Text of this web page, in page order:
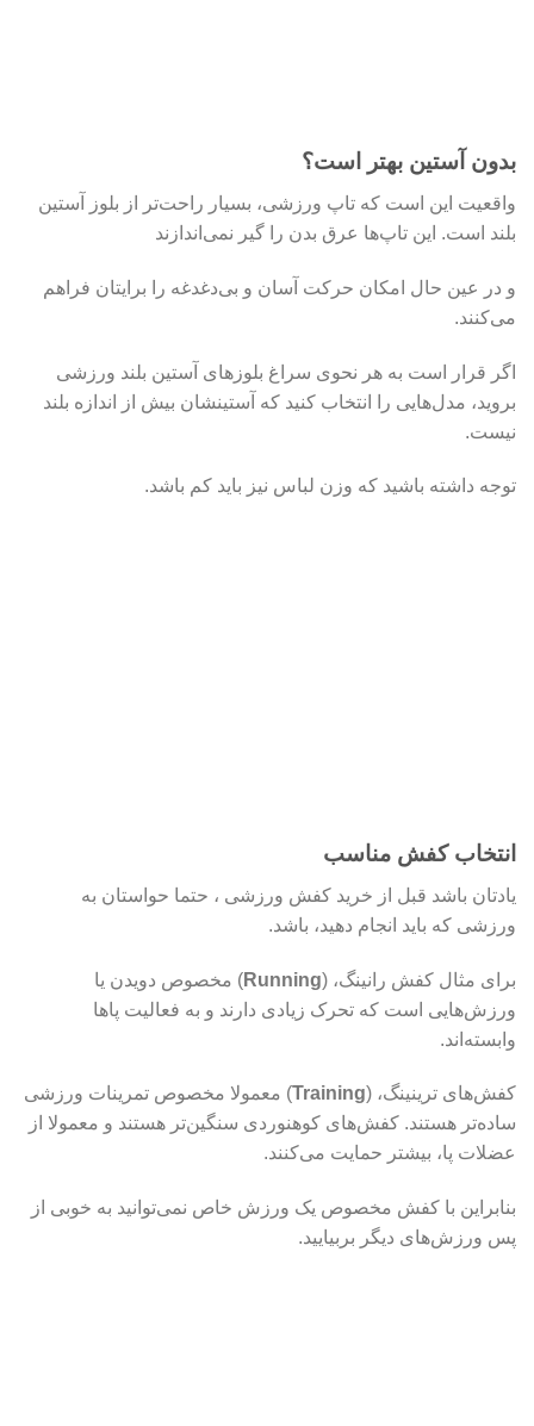
بدون آستین بهتر است؟
واقعیت این است که تاپ‌ ورزشی، بسیار راحت‌تر از بلوز آستین
بلند است. این تاپ‌ها عرق بدن را گیر نمی‌اندازند
و در عین حال امکان حرکت آسان و بی‌دغدغه را برایتان فراهم
می‌کنند.
اگر قرار است به هر نحوی سراغ بلوزهای آستین بلند ورزشی
بروید، مدل‌هایی را انتخاب کنید که آستینشان بیش از اندازه بلند
نیست.
توجه داشته باشید که وزن لباس نیز باید کم باشد.
انتخاب کفش مناسب
یادتان باشد قبل از خرید کفش ورزشی ، حتما حواستان به
ورزشی که باید انجام دهید، باشد.
برای مثال کفش رانینگ، (Running) مخصوص دویدن یا
ورزش‌هایی است که تحرک زیادی دارند و به فعالیت پاها
وابسته‌اند.
کفش‌های ترینینگ، (Training) معمولا مخصوص تمرینات ورزشی
ساده‌تر هستند. کفش‌های کوهنوردی سنگین‌تر هستند و معمولا از
عضلات پا، بیشتر حمایت می‌کنند.
بنابراین با کفش مخصوص یک ورزش خاص نمی‌توانید به خوبی از
پس ورزش‌های دیگر بربیایید.